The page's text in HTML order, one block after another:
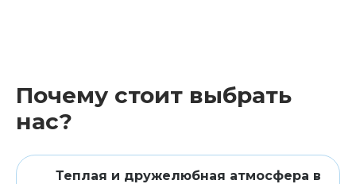
Почему стоит выбрать
нас?
Теплая и дружелюбная атмосфера в